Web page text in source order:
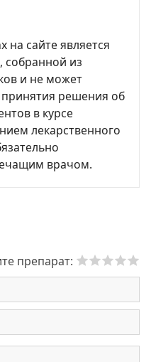
на сайте является
из
и не может
решения об
в курсе
лекарственного
врачом.
препарат: